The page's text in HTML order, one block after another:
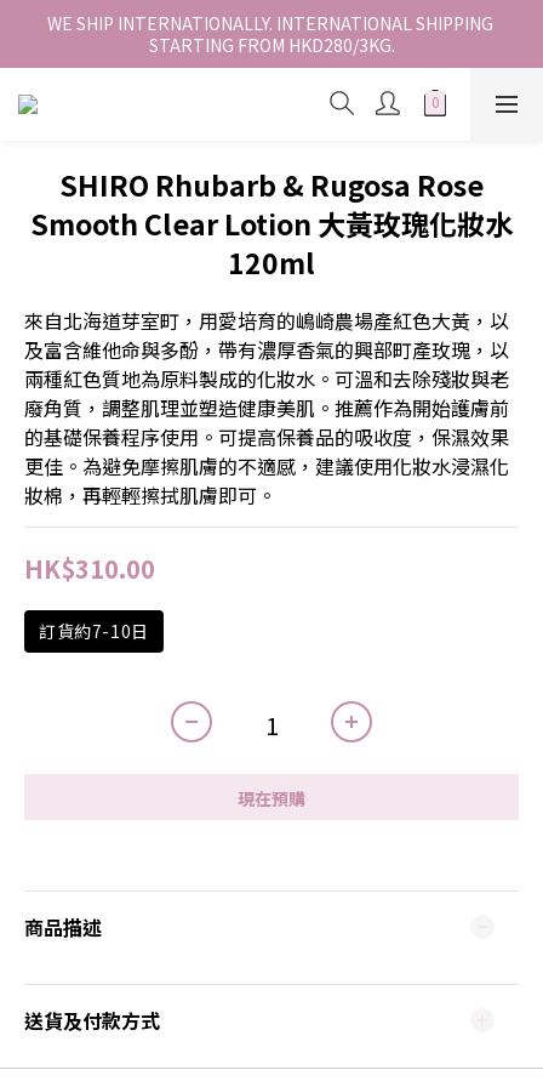
香港地區全店免運。免運費適用於香港順豐站、營業點或智能櫃取
件。
WE SHIP INTERNATIONALLY. INTERNATIONAL SHIPPING
STARTING FROM HKD280/3KG.
香港地區全店免運。免運費適用於香港順豐站、營業點或智能櫃取
SHIRO Rhubarb & Rugosa Rose
Smooth Clear Lotion 大黃玫瑰化妝水
120ml
來自北海道芽室町，用愛培育的嶋崎農場產紅色大黃，以
及富含維他命與多酚，帶有濃厚香氣的興部町產玫瑰，以
兩種紅色質地為原料製成的化妝水。可溫和去除殘妝與老
廢角質，調整肌理並塑造健康美肌。推薦作為開始護膚前
的基礎保養程序使用。可提高保養品的吸收度，保濕效果
更佳。為避免摩擦肌膚的不適感，建議使用化妝水浸濕化
妝棉，再輕輕擦拭肌膚即可。
HK$310.00
訂貨約7-10日
現在預購
商品描述
送貨及付款方式